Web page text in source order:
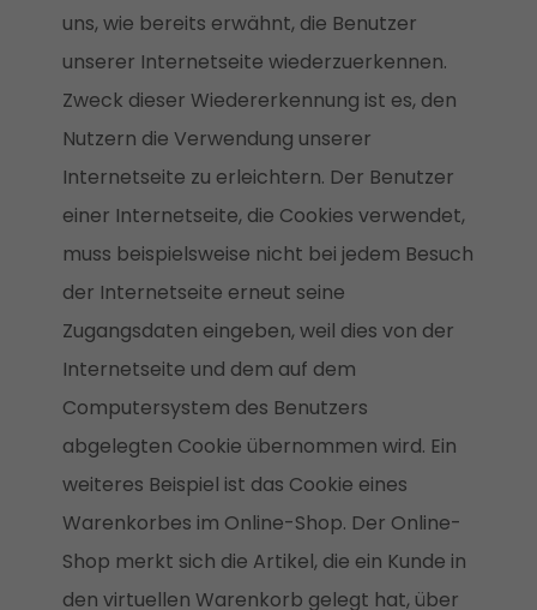
uns, wie bereits erwähnt, die Benutzer
unserer Internetseite wiederzuerkennen.
Zweck dieser Wiedererkennung ist es, den
Nutzern die Verwendung unserer
Internetseite zu erleichtern. Der Benutzer
einer Internetseite, die Cookies verwendet,
muss beispielsweise nicht bei jedem Besuch
der Internetseite erneut seine
Zugangsdaten eingeben, weil dies von der
Internetseite und dem auf dem
Computersystem des Benutzers
abgelegten Cookie übernommen wird. Ein
weiteres Beispiel ist das Cookie eines
Warenkorbes im Online-Shop. Der Online-
Shop merkt sich die Artikel, die ein Kunde in
den virtuellen Warenkorb gelegt hat, über